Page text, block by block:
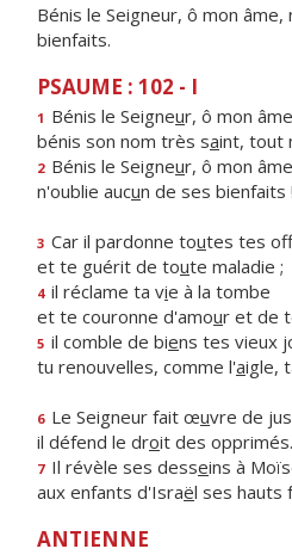
Bénis le Seigneur, ô mon âme,
bienfaits.
PSAUME : 102 - I
1 Bénis le Seigneur, ô mon
bénis son nom très saint, tout
2 Bénis le Seigneur, ô mon
n'oublie aucun de ses bienfaits !
3 Car il pardonne toutes tes
et te guérit de toute maladie ;
4 il réclame ta vie à la tombe
et te couronne d'amour et de
5 il comble de biens tes vieux
tu renouvelles, comme l'aigle,
6 Le Seigneur fait œuvre de
il défend le droit des opprimés.
7 Il révèle ses desseins à
aux enfants d'Israël ses hauts
ANTIENNE